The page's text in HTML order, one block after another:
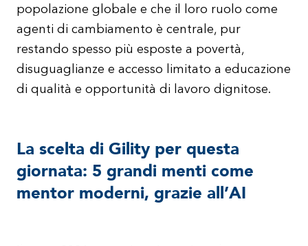
popolazione globale e che il loro ruolo come
agenti di cambiamento è centrale, pur
restando spesso più esposte a povertà,
disuguaglianze e accesso limitato a educazione
di qualità e opportunità di lavoro dignitose.
La scelta di Gility per questa
giornata: 5 grandi menti come
mentor moderni, grazie all’AI